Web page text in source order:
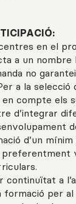
en el
a un nombre
no
a la selecció
compte els
d’integrar
d’un
continuïtat a
formació per